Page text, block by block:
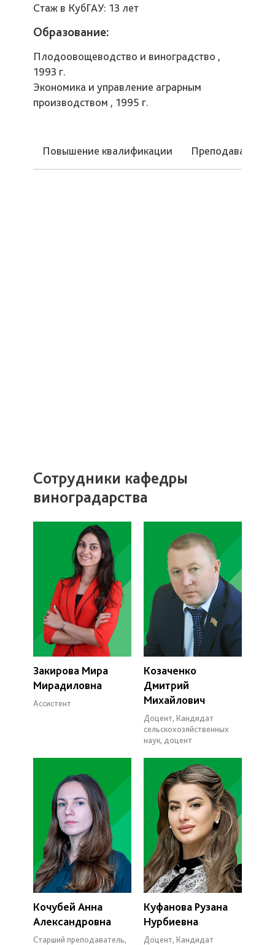
Стаж в КубГАУ: 13 лет
Образование:
Плодоовощеводство и виноградство ,
1993 г.
Экономика и управление аграрным
производством , 1995 г.
Повышение квалификации Преподаваемые
Сотрудники кафедры
виноградарства
Закирова Мира
Мирадиловна
Ассистент
Козаченко
Дмитрий
Михайлович
Доцент, Кандидат
сельскохозяйственных
наук, доцент
Кочубей Анна
Александровна
Старший преподаватель,
Куфанова Рузана
Нурбиевна
Доцент, Кандидат